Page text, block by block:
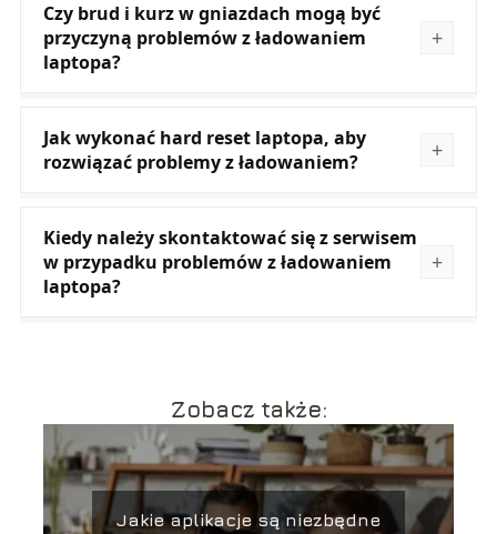
Czy brud i kurz w gniazdach mogą być
przyczyną problemów z ładowaniem
laptopa?
Jak wykonać hard reset laptopa, aby
rozwiązać problemy z ładowaniem?
Kiedy należy skontaktować się z serwisem
w przypadku problemów z ładowaniem
laptopa?
Zobacz także:
Jakie aplikacje są niezbędne